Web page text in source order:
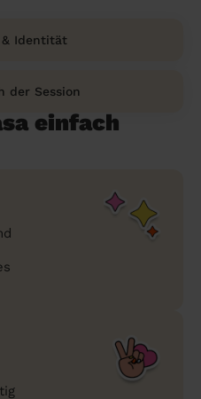
& Identität
der Session
einfach